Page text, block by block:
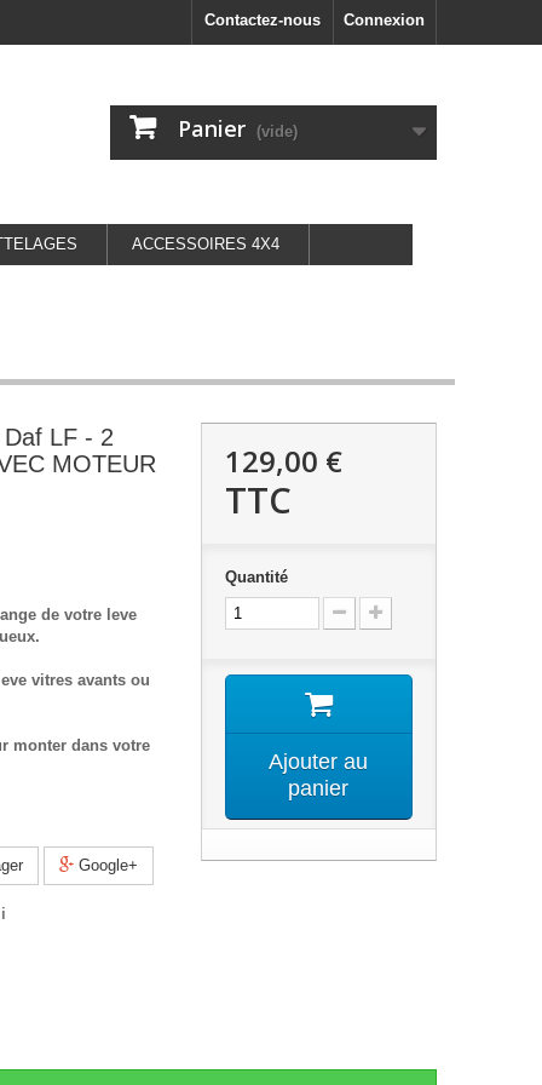
Connexion
Contactez-nous
Panier (vide)
ACCESSOIRES 4X4
LF - 2
MOTEUR
de votre leve
vitres avants ou
monter dans votre
Google+
129,00 €
TTC
Quantité
Ajouter au
panier